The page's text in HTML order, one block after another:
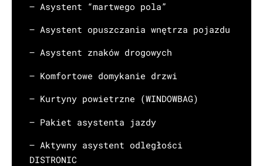
– Asystent “martwego pola”
– Asystent opuszczania wnętrza pojazdu
– Asystent znaków drogowych
– Komfortowe domykanie drzwi
– Kurtyny powietrzne (WINDOWBAG)
– Pakiet asystenta jazdy
– Aktywny asystent odległości
DISTRONIC